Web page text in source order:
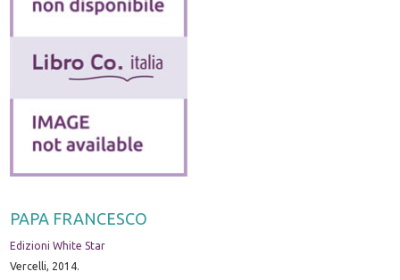
PAPA FRANCESCO
Edizioni White Star
Vercelli, 2014.